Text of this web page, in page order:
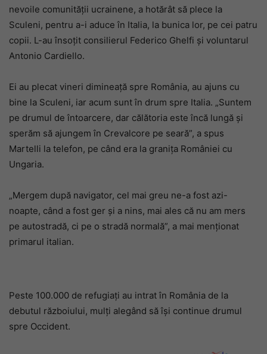
nevoile comunității ucrainene, a hotărât să plece la
Sculeni, pentru a-i aduce în Italia, la bunica lor, pe cei patru
copii. L-au însoțit consilierul Federico Ghelfi și voluntarul
Antonio Cardiello.
Ei au plecat vineri dimineață spre România, au ajuns cu
bine la Sculeni, iar acum sunt în drum spre Italia. „Suntem
pe drumul de întoarcere, dar călătoria este încă lungă și
sperăm să ajungem în Crevalcore pe seară”, a spus
Martelli la telefon, pe când era la granița României cu
Ungaria.
„Mergem după navigator, cel mai greu ne-a fost azi-
noapte, când a fost ger și a nins, mai ales că nu am mers
pe autostradă, ci pe o stradă normală”, a mai menționat
primarul italian.
Peste 100.000 de refugiați au intrat în România de la
debutul războiului, mulți alegând să își continue drumul
spre Occident.